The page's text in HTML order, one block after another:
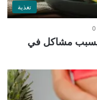
تغذية
0
يسبب مشاكل في